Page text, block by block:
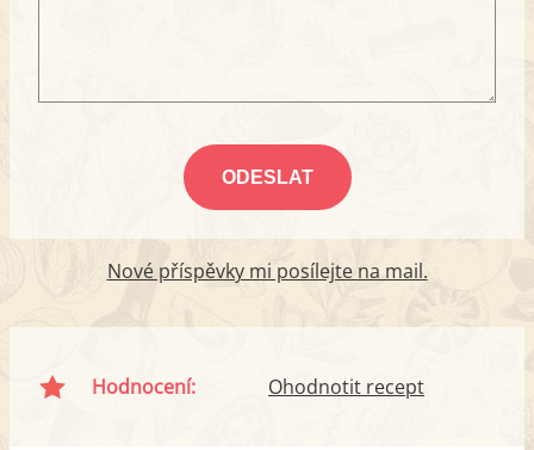
Nové příspěvky mi posílejte na mail.
Hodnocení: Ohodnotit recept